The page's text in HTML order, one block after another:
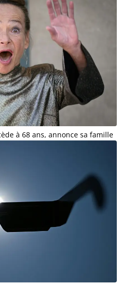
à 68 ans, annonce sa famille